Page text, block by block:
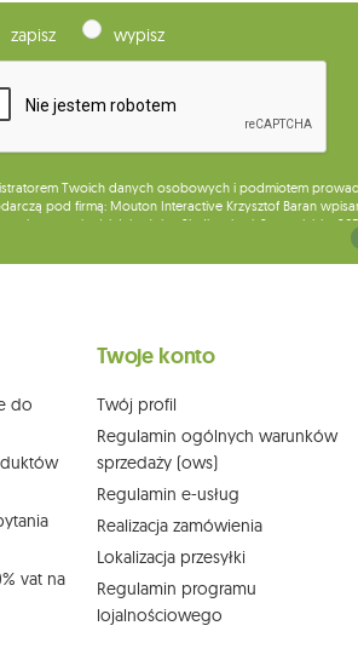
zapisz wypisz
Twoich danych osobowych i podmiotem
pod firmą: Mouton Interactive Krzysztof Baran
wykonywania działalności w Siedlcach, ul. Starowiejska
przetwarzane w celu wysyłki newslettera i
obsługi klienta Mouton Interactive pod adresem e-mail lub
do
vat na
Twoje konto
Twój profil
Regulamin ogólnych warunków
sprzedaży (ows)
Regulamin e-usług
Realizacja zamówienia
Lokalizacja przesyłki
Regulamin programu
lojalnościowego